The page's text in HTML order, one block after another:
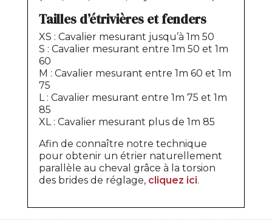
Tailles d’étrivières et fenders
XS : Cavalier mesurant jusqu’à 1m 50
S : Cavalier mesurant entre 1m 50 et 1m
60
M : Cavalier mesurant entre 1m 60 et 1m
75
L : Cavalier mesurant entre 1m 75 et 1m
85
XL : Cavalier mesurant plus de 1m 85
Afin de connaître notre technique
pour obtenir un étrier naturellement
parallèle au cheval grâce à la torsion
des brides de réglage, cliquez ici.